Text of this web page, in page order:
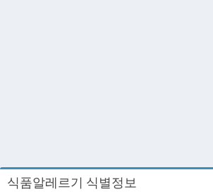
식품알레르기 식별정보